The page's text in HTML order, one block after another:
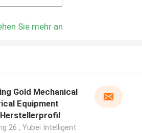
Sie mehr an
Gold Mechanical
Equipment
26 , Yubei Intelligent